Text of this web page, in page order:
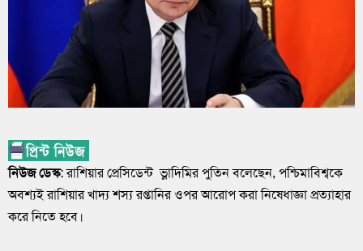
নিউজ ডেস্ক: রাশিয়ার প্রেসিডেন্ট ভ্লাদিমির পুতিন বলেছেন, পশ্চিমাবিশ্বকে
অবশ্যই রাশিয়ার খাদ্য শস্য রপ্তানির ওপর আরোপ করা নিষেধাজ্ঞা প্রত্যাহার
করে নিতে হবে।